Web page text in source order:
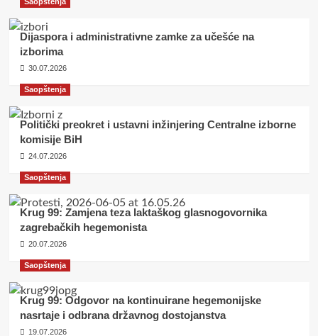
Dijaspora i administrativne zamke za učešće na
izborima
30.07.2026
Saopštenja
Politički preokret i ustavni inžinjering Centralne izborne
komisije BiH
24.07.2026
Saopštenja
Krug 99: Zamjena teza laktaškog glasnogovornika
zagrebačkih hegemonista
20.07.2026
Saopštenja
Krug 99: Odgovor na kontinuirane hegemonijske
nasrtaje i odbrana državnog dostojanstva
19.07.2026